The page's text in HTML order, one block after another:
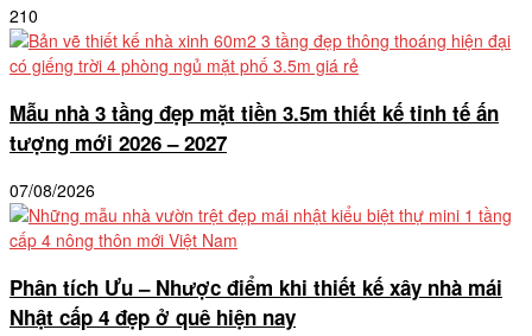
210
Mẫu nhà 3 tầng đẹp mặt tiền 3.5m thiết kế tinh tế ấn
tượng mới 2026 – 2027
07/08/2026
Phân tích Ưu – Nhược điểm khi thiết kế xây nhà mái
Nhật cấp 4 đẹp ở quê hiện nay